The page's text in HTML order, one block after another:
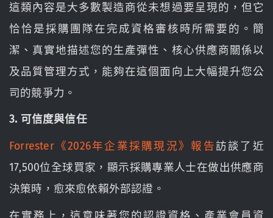
這類內容是大多數製造商從未想過要呈現的，但它
恰恰是採購團隊在完成資格審核時所需要的。簡
潔、真實地描述您的生產彈性、核心供應商關係以
及品質管理方式，能夠在這個面向上大幅提升您公
司的競爭力。
3. 可信度與信任
Forrester《2026年企業採購現況》報告訪談了近
17,500位全球買家，顯示採購專業人士在做出供應商
決策時，愈來愈依賴外部認證。